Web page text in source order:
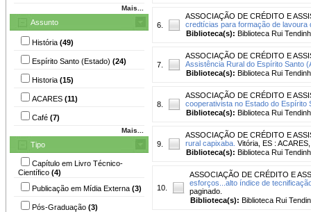
Mais...
Assunto
História (49)
Espírito Santo (Estado) (24)
Historia (15)
ACARES (11)
Café (7)
Mais...
Tipo
Capítulo em Livro Técnico-
Científico (4)
Publicação em Mídia Externa (3)
Pós-Graduação (3)
6.
ASSOCIAÇÃO DE CRÉDITO E
credtícias para formação de lavoura
Biblioteca(s): Biblioteca Rui
7.
ASSOCIAÇÃO DE CRÉDITO E
Assistência Rural do Espírito Santo
Biblioteca(s): Biblioteca Rui
8.
ASSOCIAÇÃO DE CRÉDITO E
cooperativista no Estado do Espírito
Biblioteca(s): Biblioteca Rui
9.
ASSOCIAÇÃO DE CRÉDITO E
rural capixaba. Vitória, ES :
Biblioteca(s): Biblioteca Rui
10.
ASSOCIAÇÃO DE CRÉDITO E
esforços...alto índice de
paginado.
Biblioteca(s): Biblioteca Rui